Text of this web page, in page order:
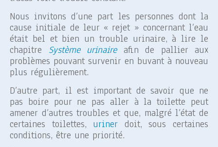
Nous invitons d’une part les personnes dont la
cause initiale de leur « rejet » concernant l’eau
était bel et bien un trouble urinaire, à lire le
chapitre Système urinaireafin de pallier aux
problèmes pouvant survenir en buvant à nouveau
plus régulièrement.
D’autre part, il est important de savoir que ne
pas boire pour ne pas aller à la toilette peut
amener d’autres troubles et que, malgré l’état de
certaines toilettes, uriner doit, sous certaines
conditions, être une priorité.